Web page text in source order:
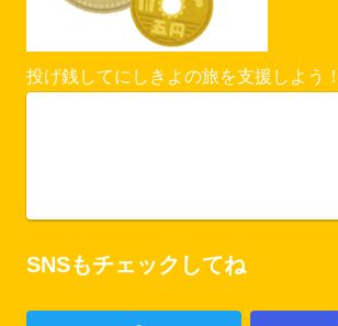
投げ銭してにしきよの旅を支援しよう！
SNSもチェックしてね